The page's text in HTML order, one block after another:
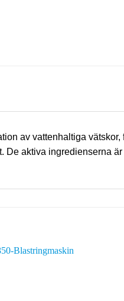
av vattenhaltiga
aktiva ingredienserna